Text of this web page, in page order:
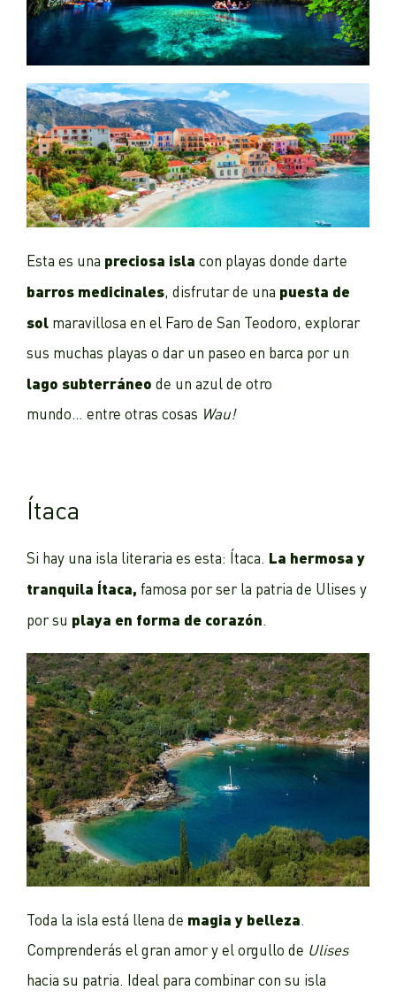
Esta es una preciosa isla con playas donde darte
barros medicinales, disfrutar de una puesta de
sol maravillosa en el Faro de San Teodoro, explorar
sus muchas playas o dar un paseo en barca por un
lago subterráneo de un azul de otro
mundo… entre otras cosas Wau!
Ítaca
Si hay una isla literaria es esta: Ítaca. La hermosa y
tranquila Ítaca, famosa por ser la patria de Ulises y
por su playa en forma de corazón.
Toda la isla está llena de magia y belleza.
Comprenderás el gran amor y el orgullo de Ulises
hacia su patria. Ideal para combinar con su isla